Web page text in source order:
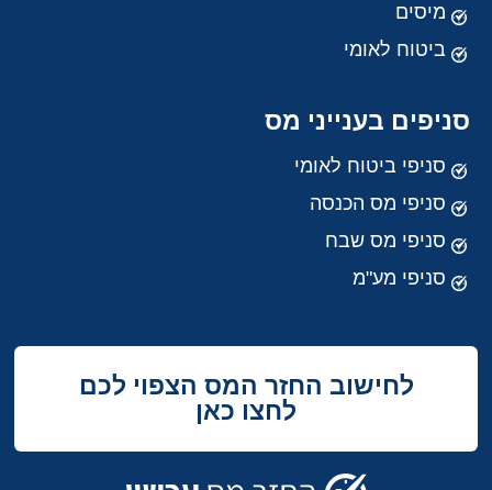
מיסים
ביטוח לאומי
סניפים בענייני מס
סניפי ביטוח לאומי
סניפי מס הכנסה
סניפי מס שבח
סניפי מע"מ
לחישוב החזר המס הצפוי לכם
לחצו כאן